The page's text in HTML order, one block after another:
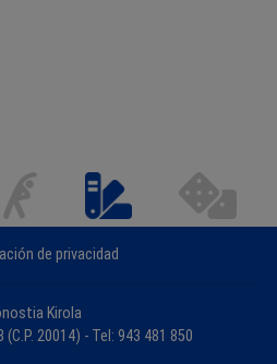
de privacidad
Kirola
20014) - Tel: 943 481 850